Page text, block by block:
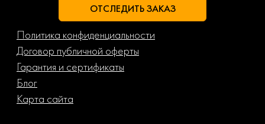
ОТСЛЕДИТЬ ЗАКАЗ
Политика конфиденциальности
Договор публичной оферты
Гарантия и сертификаты
Блог
Карта сайта